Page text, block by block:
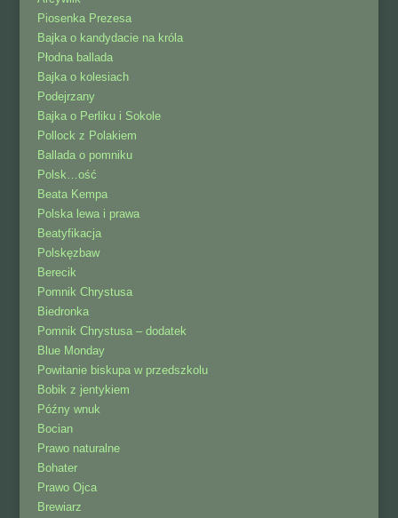
Piosenka Prezesa
Bajka o kandydacie na króla
Płodna ballada
Bajka o kolesiach
Podejrzany
Bajka o Perliku i Sokole
Pollock z Polakiem
Ballada o pomniku
Polsk…ość
Beata Kempa
Polska lewa i prawa
Beatyfikacja
Polskęzbaw
Berecik
Pomnik Chrystusa
Biedronka
Pomnik Chrystusa – dodatek
Blue Monday
Powitanie biskupa w przedszkolu
Bobik z jentykiem
Późny wnuk
Bocian
Prawo naturalne
Bohater
Prawo Ojca
Brewiarz